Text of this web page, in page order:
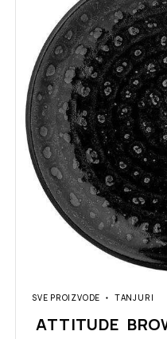
SVE PROIZVODE TANJURI
ATTITUDE